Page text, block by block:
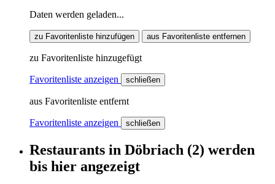
Daten werden geladen...
zu Favoritenliste hinzufügen aus Favoritenliste entfernen
zu Favoritenliste hinzugefügt
Favoritenliste anzeigen schließen
aus Favoritenliste entfernt
Favoritenliste anzeigen schließen
Restaurants in Döbriach (2) werden
bis hier angezeigt